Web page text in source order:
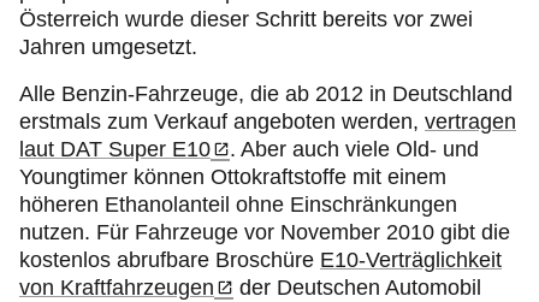
Österreich wurde dieser Schritt bereits vor zwei
Jahren umgesetzt.
Alle Benzin-Fahrzeuge, die ab 2012 in Deutschland
erstmals zum Verkauf angeboten werden, vertragen
laut DAT Super E10
. Aber auch viele Old- und
Youngtimer können Ottokraftstoffe mit einem
höheren Ethanolanteil ohne Einschränkungen
nutzen. Für Fahrzeuge vor November 2010 gibt die
kostenlos abrufbare Broschüre E10-Verträglichkeit
von Kraftfahrzeugen
der Deutschen Automobil